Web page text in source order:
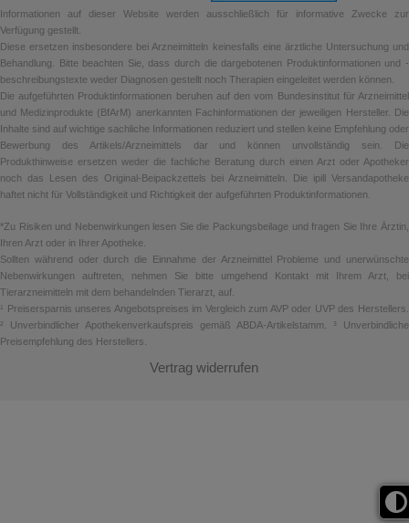
Informationen auf dieser Website werden ausschließlich für informative Zwecke zur
Verfügung gestellt.
Diese ersetzen insbesondere bei Arzneimitteln keinesfalls eine ärztliche Untersuchung und
Behandlung. Bitte beachten Sie, dass durch die dargebotenen Produktinformationen und -
beschreibungstexte weder Diagnosen gestellt noch Therapien eingeleitet werden können.
Die aufgeführten Produktinformationen beruhen auf den vom Bundesinstitut für Arzneimittel
und Medizinprodukte (BfArM) anerkannten Fachinformationen der jeweiligen Hersteller. Die
Inhalte sind auf wichtige sachliche Informationen reduziert und stellen keine Empfehlung oder
Bewerbung des Artikels/Arzneimittels dar und können unvollständig sein. Die
Produkthinweise ersetzen weder die fachliche Beratung durch einen Arzt oder Apotheker
noch das Lesen des Original-Beipackzettels bei Arzneimitteln. Die ipill Versandapotheke
haftet nicht für Vollständigkeit und Richtigkeit der aufgeführten Produktinformationen.
*Zu Risiken und Nebenwirkungen lesen Sie die Packungsbeilage und fragen Sie Ihre Ärztin,
Ihren Arzt oder in Ihrer Apotheke.
Sollten während oder durch die Einnahme der Arzneimittel Probleme und unerwünschte
Nebenwirkungen auftreten, nehmen Sie bitte umgehend Kontakt mit Ihrem Arzt, bei
Tierarzneimitteln mit dem behandelnden Tierarzt, auf.
¹ Preisersparnis unseres Angebotspreises im Vergleich zum AVP oder UVP des Herstellers.
² Unverbindlicher Apothekenverkaufspreis gemäß ABDA-Artikelstamm. ³ Unverbindliche
Preisempfehlung des Herstellers.
Vertrag widerrufen